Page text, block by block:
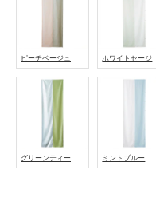
ピーチベージュ ホワイトセージ
グリーンティー ミントブルー
浴
室
可